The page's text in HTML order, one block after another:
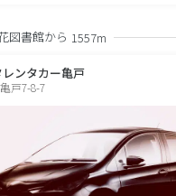
図書館から 1557m
レンタカー亀戸
戸7-8-7